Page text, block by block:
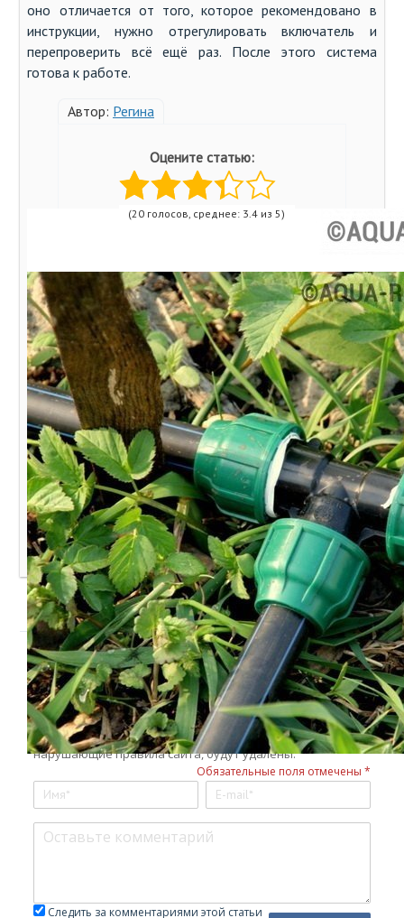
оно отличается от того, которое рекомендовано в
инструкции, нужно отрегулировать включатель и
перепроверить всё ещё раз. После этого система
готова к работе.
Автор: Регина
Оцените статью:
(20 голосов, среднее: 3.4 из 5)
Похожие записи:
Насос для капитального фонтана: какой агрегат
выбрать + краткий ликбез по установке
Какой насос лучше для колодца: общие требования к
агрегатам и советы по выбору
Какие трубы выбрать для организации полива огорода
— советы по выбору от мастеров
Добавить комментарий
Войти с
помощью:
Уважаемые читатели! Мы не приемлем в комментариях
мат, оскорбления других участников, спам и ссылки на
сторонние ресурсы, враждебные заявления в сторону
администрации и посетителей ресурса. Комментарии,
нарушающие правила сайта, будут удалены.
Обязательные поля отмечены *
Следить за комментариями этой статьи